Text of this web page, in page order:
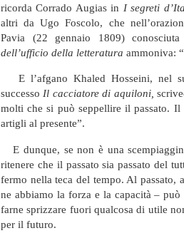
ricorda Corrado Augias in I segreti
altri da Ugo Foscolo, che
Pavia (22 gennaio 1809)
dell’ufficio della letteratura ammoniva:
E l’afgano Khaled Hosseini, nel
successoIl cacciatore di aquiloni,
molti che si può seppellire il passato. Il
artigli al presente”.
E dunque, se non è una
ritenere che il passato sia passato del
fermo nella teca del tempo. Al passato,
ne abbiamo la forza e la capacità – può
farne sprizzare fuori qualcosa di utile
per il futuro.